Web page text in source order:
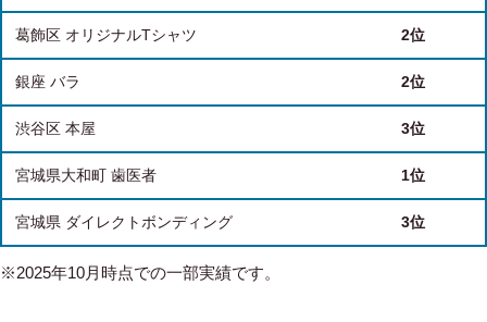
葛飾区 オリジナルTシャツ 2位
銀座 バラ 2位
渋谷区 本屋 3位
宮城県大和町 歯医者 1位
宮城県 ダイレクトボンディング 3位
※2025年10月時点での一部実績です。